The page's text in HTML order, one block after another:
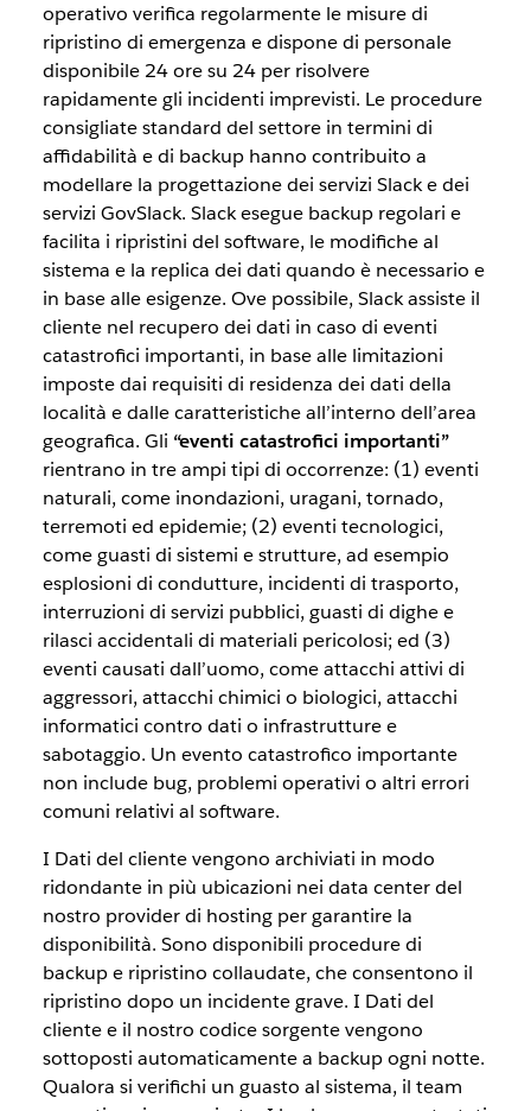
operativo verifica regolarmente le misure di
ripristino di emergenza e dispone di personale
disponibile 24 ore su 24 per risolvere
rapidamente gli incidenti imprevisti. Le procedure
consigliate standard del settore in termini di
affidabilità e di backup hanno contribuito a
modellare la progettazione dei servizi Slack e dei
servizi GovSlack. Slack esegue backup regolari e
facilita i ripristini del software, le modifiche al
sistema e la replica dei dati quando è necessario e
in base alle esigenze. Ove possibile, Slack assiste il
cliente nel recupero dei dati in caso di eventi
catastrofici importanti, in base alle limitazioni
imposte dai requisiti di residenza dei dati della
località e dalle caratteristiche all’interno dell’area
geografica. Gli “eventi catastrofici importanti”
rientrano in tre ampi tipi di occorrenze: (1) eventi
naturali, come inondazioni, uragani, tornado,
terremoti ed epidemie; (2) eventi tecnologici,
come guasti di sistemi e strutture, ad esempio
esplosioni di condutture, incidenti di trasporto,
interruzioni di servizi pubblici, guasti di dighe e
rilasci accidentali di materiali pericolosi; ed (3)
eventi causati dall’uomo, come attacchi attivi di
aggressori, attacchi chimici o biologici, attacchi
informatici contro dati o infrastrutture e
sabotaggio. Un evento catastrofico importante
non include bug, problemi operativi o altri errori
comuni relativi al software.
I Dati del cliente vengono archiviati in modo
ridondante in più ubicazioni nei data center del
nostro provider di hosting per garantire la
disponibilità. Sono disponibili procedure di
backup e ripristino collaudate, che consentono il
ripristino dopo un incidente grave. I Dati del
cliente e il nostro codice sorgente vengono
sottoposti automaticamente a backup ogni notte.
Qualora si verifichi un guasto al sistema, il team